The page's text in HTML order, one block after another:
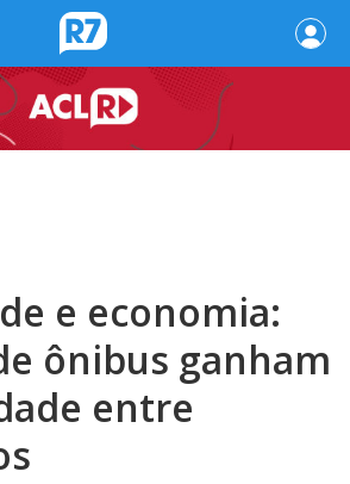
e economia:
ônibus ganham
entre